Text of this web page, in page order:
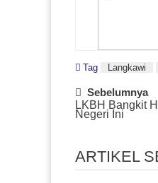
Tag Langkawi
Post
Navigation
Sebelumnya
LKBH Bangkit
Negeri Ini
ARTIKEL